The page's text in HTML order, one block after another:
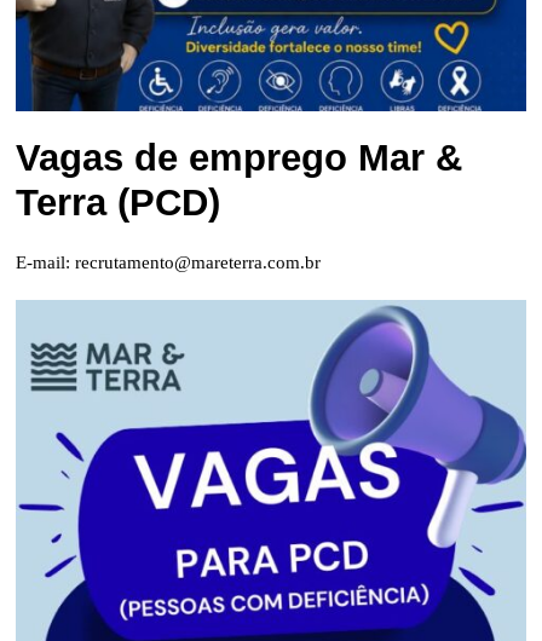
Vagas de emprego Mar &
Terra (PCD)
E-mail:recrutamento@mareterra.com.br